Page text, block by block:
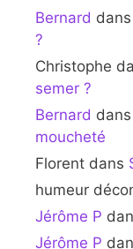
Bernard dans
?
Christophe
semer ?
Bernard dans
moucheté
Florent dans
humeur
Jérôme P
Jérôme P